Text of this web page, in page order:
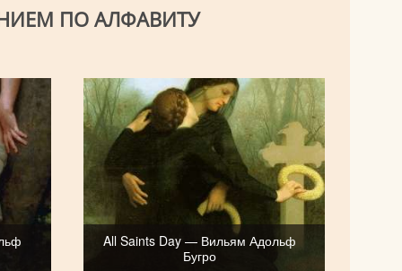
ПО АЛФАВИТУ
All Saints Day — Вильям Адольф
Бугро